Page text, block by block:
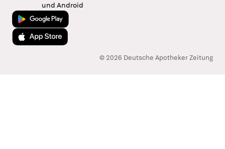
und Android
Jetzt bei Google Play
Laden im App Store
© 2026 Deutsche Apotheker Zeitung